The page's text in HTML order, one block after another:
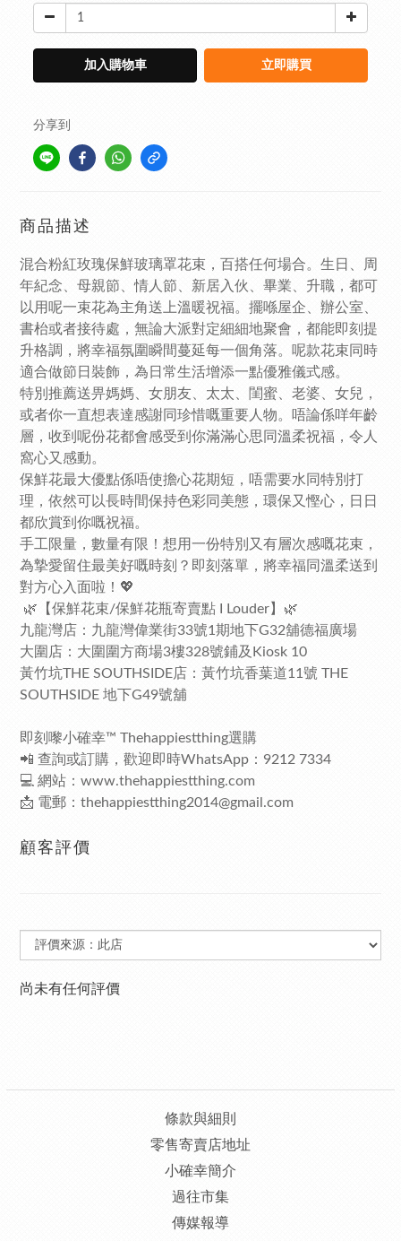
加入購物車 立即購買
分享到
商品描述
混合粉紅玫瑰保鮮玻璃罩花束，百搭任何場合。生日、周
年紀念、母親節、情人節、新居入伙、畢業、升職，都可
以用呢一束花為主角送上溫暖祝福。擺喺屋企、辦公室、
書枱或者接待處，無論大派對定細細地聚會，都能即刻提
升格調，將幸福氛圍瞬間蔓延每一個角落。呢款花束同時
適合做節日裝飾，為日常生活增添一點優雅儀式感。
特別推薦送畀媽媽、女朋友、太太、閨蜜、老婆、女兒，
或者你一直想表達感謝同珍惜嘅重要人物。唔論係咩年齡
層，收到呢份花都會感受到你滿滿心思同溫柔祝福，令人
窩心又感動。
保鮮花最大優點係唔使擔心花期短，唔需要水同特別打
理，依然可以長時間保持色彩同美態，環保又慳心，日日
都欣賞到你嘅祝福。
手工限量，數量有限！想用一份特別又有層次感嘅花束，
為摯愛留住最美好嘅時刻？即刻落單，將幸福同溫柔送到
對方心入面啦！💖
🌿【保鮮花束/保鮮花瓶寄賣點 I Louder】🌿
九龍灣店：九龍灣偉業街33號1期地下G32舖德福廣場
大圍店：大圍圍方商場3樓328號鋪及Kiosk 10
黃竹坑THE SOUTHSIDE店：黃竹坑香葉道11號 THE
SOUTHSIDE 地下G49號舖
即刻嚟小確幸™ Thehappiestthing選購
📲 查詢或訂購，歡迎即時WhatsApp：9212 7334
💻 網站：www.thehappiestthing.com
📩 電郵：thehappiestthing2014@gmail.com
顧客評價
尚未有任何評價
條款與細則
零售寄賣店地址
小確幸簡介
過往市集
傳媒報導